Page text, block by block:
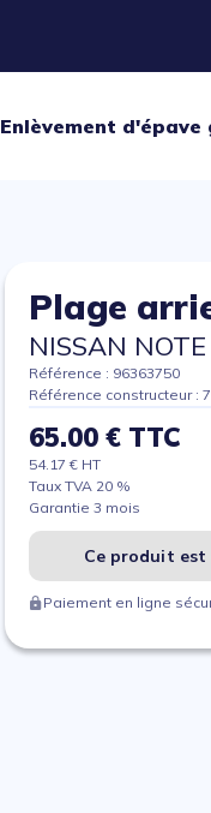
Enlèvement
Plage
NISSAN
Référence : 96363750
Référence constructeur :
65.00 € TTC
54.17 € HT
Taux TVA 20 %
Garantie 3 mois
Ce produit
Paiement en ligne